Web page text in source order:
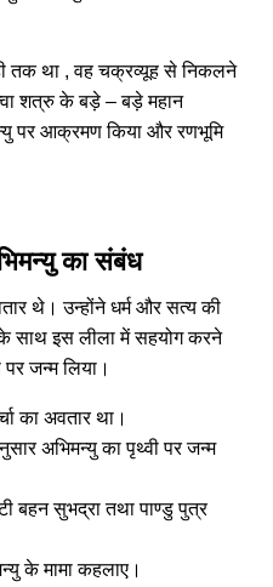
यही तक था , वह चक्रव्यूह से निकलने
शत्रु के बड़े – बड़े महान
पर आक्रमण किया और रणभूमि
का संबंध
थे। उन्होंने धर्म और सत्य की
साथ इस लीला में सहयोग करने
जन्म लिया।
का अवतार था।
अभिमन्यु का पृथ्वी पर जन्म
बहन सुभद्रा तथा पाण्डु पुत्र
के मामा कहलाए।